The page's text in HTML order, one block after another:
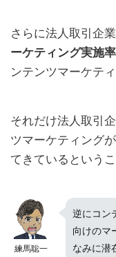
さらに法人取引企
ーケティング実施
ンテンツマーケテ
それだけ法人取引
ツマーケティング
てきているという
練馬聡一
逆にコン
向けのマ
なみに潜